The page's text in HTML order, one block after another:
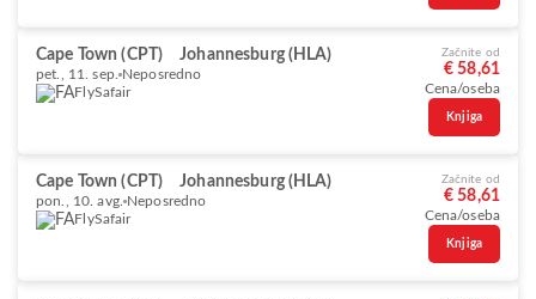
Cape Town (CPT) Johannesburg (HLA)
pet., 11. sep. Neposredno
FlySafair
Začnite od
€ 58,61
Cena/oseba
Knjiga
Cape Town (CPT) Johannesburg (HLA)
pon., 10. avg. Neposredno
FlySafair
Začnite od
€ 58,61
Cena/oseba
Knjiga